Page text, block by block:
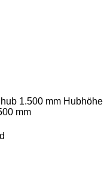
1.500 mm Hubhöhe
mm